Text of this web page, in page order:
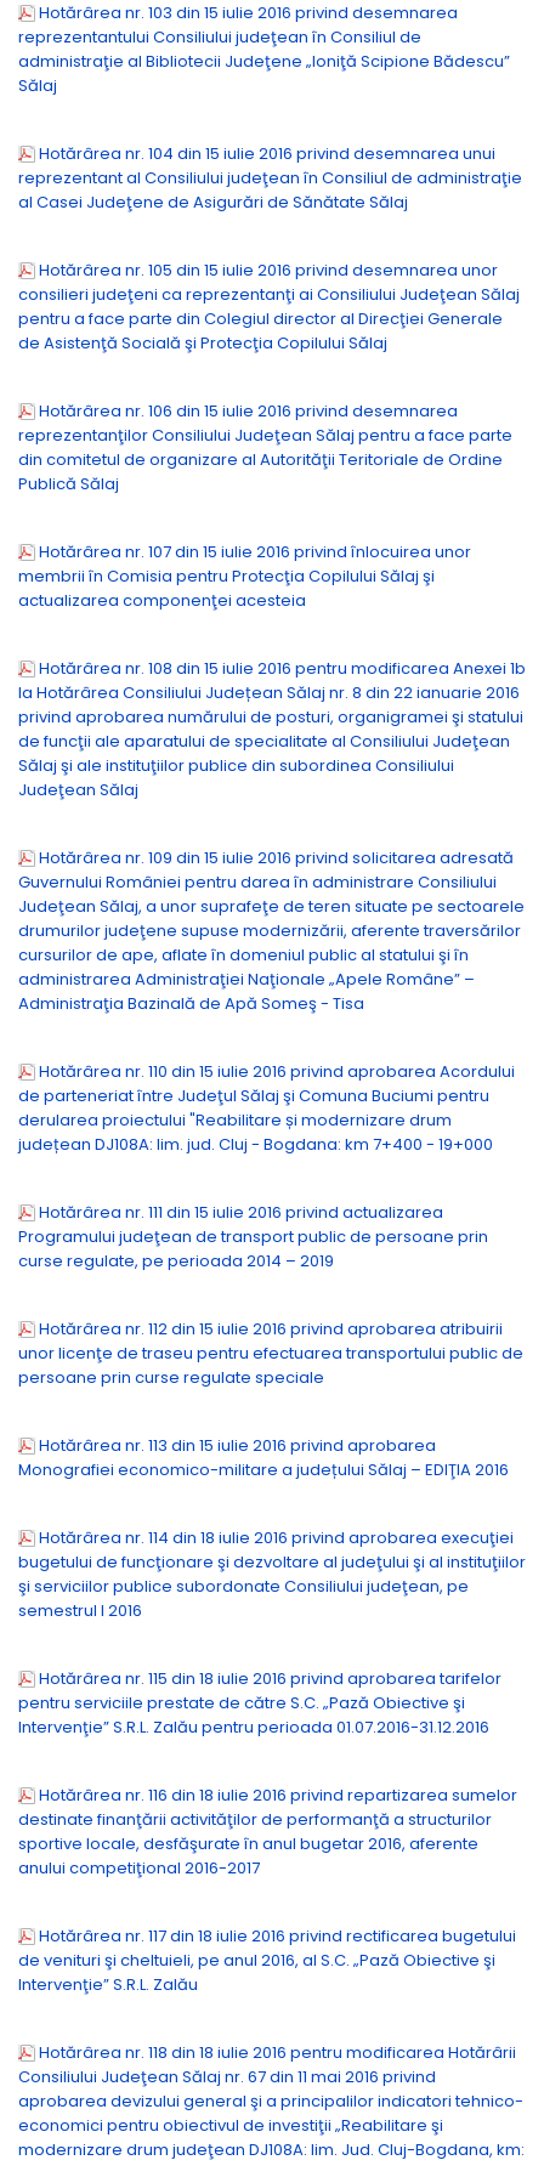
Hotărârea nr. 103 din 15 iulie 2016 privind desemnarea
reprezentantului Consiliului judeţean în Consiliul de
administraţie al Bibliotecii Judeţene „Ioniţă Scipione Bădescu”
Sălaj
Hotărârea nr. 104 din 15 iulie 2016 privind desemnarea unui
reprezentant al Consiliului judeţean în Consiliul de administraţie
al Casei Judeţene de Asigurări de Sănătate Sălaj
Hotărârea nr. 105 din 15 iulie 2016 privind desemnarea unor
consilieri judeţeni ca reprezentanţi ai Consiliului Judeţean Sălaj
pentru a face parte din Colegiul director al Direcţiei Generale
de Asistenţă Socială şi Protecţia Copilului Sălaj
Hotărârea nr. 106 din 15 iulie 2016 privind desemnarea
reprezentanţilor Consiliului Judeţean Sălaj pentru a face parte
din comitetul de organizare al Autorităţii Teritoriale de Ordine
Publică Sălaj
Hotărârea nr. 107 din 15 iulie 2016 privind înlocuirea unor
membrii în Comisia pentru Protecţia Copilului Sălaj şi
actualizarea componenţei acesteia
Hotărârea nr. 108 din 15 iulie 2016 pentru modificarea Anexei 1b
la Hotărârea Consiliului Județean Sălaj nr. 8 din 22 ianuarie 2016
privind aprobarea numărului de posturi, organigramei şi statului
de funcţii ale aparatului de specialitate al Consiliului Judeţean
Sălaj şi ale instituţiilor publice din subordinea Consiliului
Judeţean Sălaj
Hotărârea nr. 109 din 15 iulie 2016 privind solicitarea adresată
Guvernului României pentru darea în administrare Consiliului
Judeţean Sălaj, a unor suprafeţe de teren situate pe sectoarele
drumurilor judeţene supuse modernizării, aferente traversărilor
cursurilor de ape, aflate în domeniul public al statului şi în
administrarea Administraţiei Naţionale „Apele Române” –
Administraţia Bazinală de Apă Someş - Tisa
Hotărârea nr. 110 din 15 iulie 2016 privind aprobarea Acordului
de parteneriat între Judeţul Sălaj şi Comuna Buciumi pentru
derularea proiectului "Reabilitare și modernizare drum
județean DJ108A: lim. jud. Cluj - Bogdana: km 7+400 - 19+000
Hotărârea nr. 111 din 15 iulie 2016 privind actualizarea
Programului judeţean de transport public de persoane prin
curse regulate, pe perioada 2014 – 2019
Hotărârea nr. 112 din 15 iulie 2016 privind aprobarea atribuirii
unor licenţe de traseu pentru efectuarea transportului public de
persoane prin curse regulate speciale
Hotărârea nr. 113 din 15 iulie 2016 privind aprobarea
Monografiei economico-militare a județului Sălaj – EDIŢIA 2016
Hotărârea nr. 114 din 18 iulie 2016 privind aprobarea execuţiei
bugetului de funcţionare şi dezvoltare al judeţului şi al instituţiilor
şi serviciilor publice subordonate Consiliului judeţean, pe
semestrul I 2016
Hotărârea nr. 115 din 18 iulie 2016 privind aprobarea tarifelor
pentru serviciile prestate de către S.C. „Pază Obiective şi
Intervenţie” S.R.L. Zalău pentru perioada 01.07.2016-31.12.2016
Hotărârea nr. 116 din 18 iulie 2016 privind repartizarea sumelor
destinate finanţării activităţilor de performanţă a structurilor
sportive locale, desfăşurate în anul bugetar 2016, aferente
anului competiţional 2016-2017
Hotărârea nr. 117 din 18 iulie 2016 privind rectificarea bugetului
de venituri şi cheltuieli, pe anul 2016, al S.C. „Pază Obiective şi
Intervenţie” S.R.L. Zalău
Hotărârea nr. 118 din 18 iulie 2016 pentru modificarea Hotărârii
Consiliului Judeţean Sălaj nr. 67 din 11 mai 2016 privind
aprobarea devizului general şi a principalilor indicatori tehnico-
economici pentru obiectivul de investiţii „Reabilitare şi
modernizare drum judeţean DJ108A: lim. Jud. Cluj-Bogdana, km: